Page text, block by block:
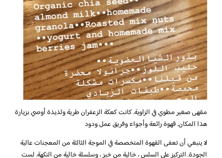
مقهى صغير مطوي في الزاوية. كانت كعكة الزعفران طرية ولذيذة أوصي بزيارة
هذا المكان. قهوة رائعة وأجواء وفريق عمل ودود
لا ينبغي أن تعفى القهوة المتخصصة في الموجة الثالثة من المعجنات عالية
الجودة. التركيز على السلس ، خالية من خبز ، وسلسلة خالية من النكهة. لست